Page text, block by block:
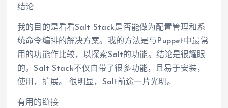
结论
我的目的是看看Salt Stack是否能做为配置管理和系
统命令编排的解决方案。我的方法是与Puppet中最常
用的功能作比较，以探索Salt的功能。结论是很耀眼
的。Salt Stack不仅自带了很多功能，且易于安装，
使用，扩展。 很明显，Salt前途一片光明。
有用的链接